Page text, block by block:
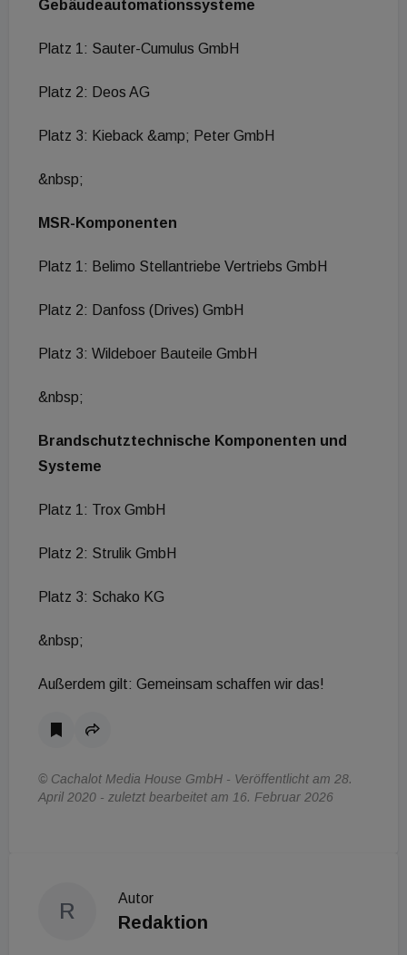
Gebäudeautomationssysteme
Platz 1: Sauter-Cumulus GmbH
Platz 2: Deos AG
Platz 3: Kieback &amp; Peter GmbH
&nbsp;
MSR-Komponenten
Platz 1: Belimo Stellantriebe Vertriebs GmbH
Platz 2: Danfoss (Drives) GmbH
Platz 3: Wildeboer Bauteile GmbH
&nbsp;
Brandschutztechnische Komponenten und
Systeme
Platz 1: Trox GmbH
Platz 2: Strulik GmbH
Platz 3: Schako KG
&nbsp;
Außerdem gilt: Gemeinsam schaffen wir das!
© Cachalot Media House GmbH - Veröffentlicht am 28.
April 2020 - zuletzt bearbeitet am 16. Februar 2026
R
Autor
Redaktion